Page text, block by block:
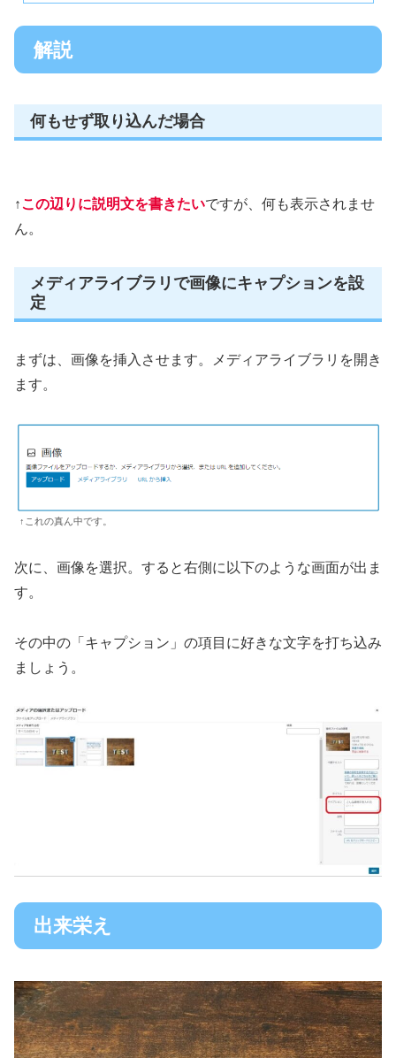
解説
何もせず取り込んだ場合
↑この辺りに説明文を書きたいですが、何も表示されませ
ん。
メディアライブラリで画像にキャプションを設
定
まずは、画像を挿入させます。メディアライブラリを開き
ます。
↑これの真ん中です。
次に、画像を選択。すると右側に以下のような画面が出ま
す。
その中の「キャプション」の項目に好きな文字を打ち込み
ましょう。
出来栄え